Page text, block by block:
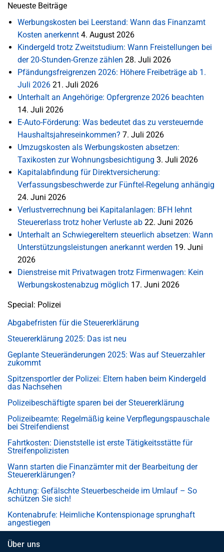
Neueste Beiträge
Werbungskosten bei Leerstand: Wann das Finanzamt
Kosten anerkennt 4. August 2026
Kindergeld trotz Zweitstudium: Wann Freistellungen bei
der 20-Stunden-Grenze zählen 28. Juli 2026
Pfändungsfreigrenzen 2026: Höhere Freibeträge ab 1.
Juli 2026 21. Juli 2026
Unterhalt an Angehörige: Opfergrenze 2026 beachten
14. Juli 2026
E-Auto-Förderung: Was bedeutet das zu versteuernde
Haushaltsjahreseinkommen? 7. Juli 2026
Umzugskosten als Werbungskosten absetzen:
Taxikosten zur Wohnungsbesichtigung 3. Juli 2026
Kapitalabfindung für Direktversicherung:
Verfassungsbeschwerde zur Fünftel-Regelung anhängig
24. Juni 2026
Verlustverrechnung bei Kapitalanlagen: BFH lehnt
Steuererlass trotz hoher Verluste ab 22. Juni 2026
Unterhalt an Schwiegereltern steuerlich absetzen: Wann
Unterstützungsleistungen anerkannt werden 19. Juni
2026
Dienstreise mit Privatwagen trotz Firmenwagen: Kein
Werbungskostenabzug möglich 17. Juni 2026
Special: Polizei
Abgabefristen für die Steuererklärung
Steuererklärung 2025: Das ist neu
Geplante Steueränderungen 2025: Was auf Steuerzahler
zukommt
Spitzensportler der Polizei: Eltern haben beim Kindergeld
das Nachsehen
Polizeibeschäftigte sparen bei der Steuererklärung
Polizeibeamte: Regelmäßig keine Verpflegungspauschale
bei Streifendienst
Fahrtkosten: Dienststelle ist erste Tätigkeitsstätte für
Streifenpolizisten
Wann starten die Finanzämter mit der Bearbeitung der
Steuererklärungen?
Achtung: Gefälschte Steuerbescheide im Umlauf – So
schützen Sie sich!
Kontenabrufe: Heimliche Kontenspionage sprunghaft
angestiegen
Über uns